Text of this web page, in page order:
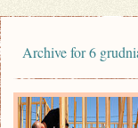
Archive for 6